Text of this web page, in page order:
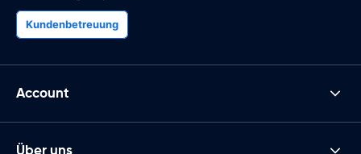
Kundenbetreuung
Account
Über uns